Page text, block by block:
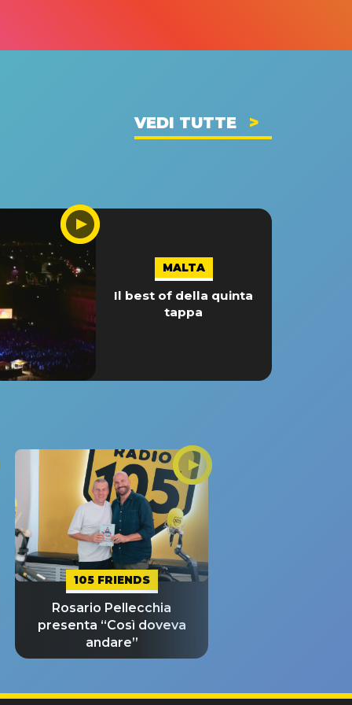
VEDI TUTTE
MALTA
Il best of della quinta
tappa
105 FRIENDS
Rosario Pellecchia
presenta “Così doveva
andare”